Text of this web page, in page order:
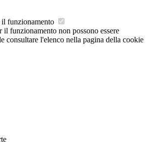
il funzionamento
il funzionamento non possono essere
consultare l'elenco nella pagina della cookie